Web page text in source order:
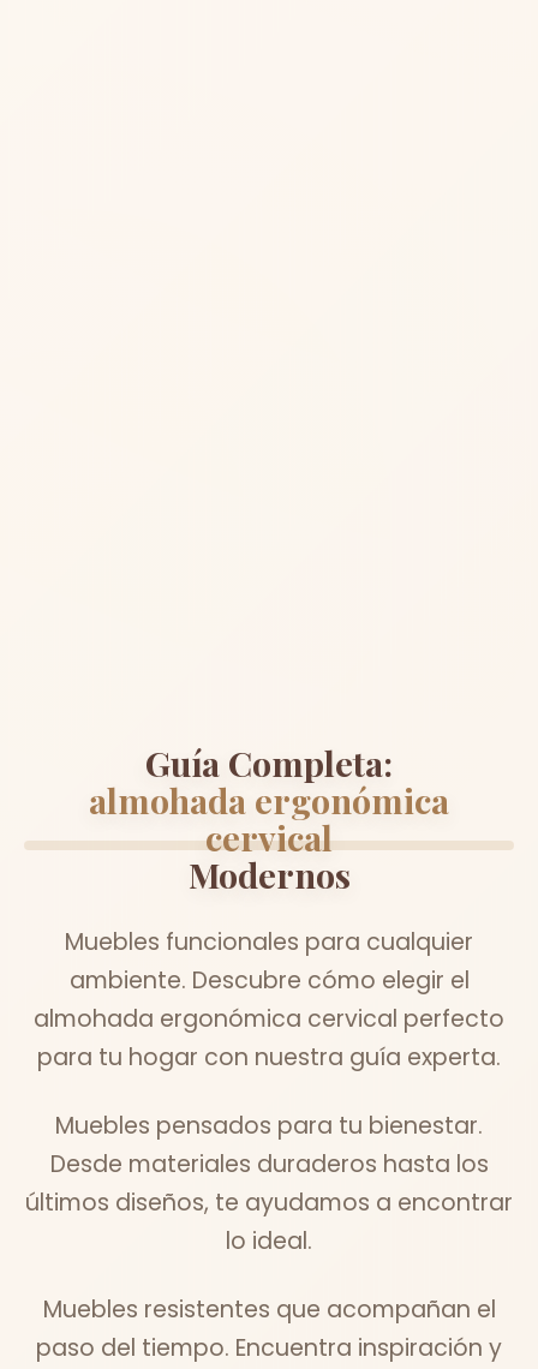
Guía Completa:
almohada ergonómica
cervical
Modernos
Muebles funcionales para cualquier
ambiente. Descubre cómo elegir el
almohada ergonómica cervical perfecto
para tu hogar con nuestra guía experta.
Muebles pensados para tu bienestar.
Desde materiales duraderos hasta los
últimos diseños, te ayudamos a encontrar
lo ideal.
Muebles resistentes que acompañan el
paso del tiempo. Encuentra inspiración y